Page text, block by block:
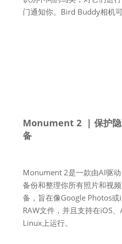
门通知你。Bird Buddy相机
Monument 2 | 保护隐
备
Monument 2是一款由AI驱
备份和整理你所有照片和视
备，旨在像Google Photos
RAW文件，并且支持在iOS
Linux上运行。